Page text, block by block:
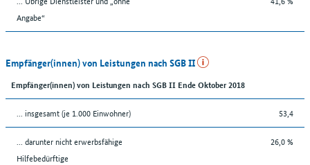
Angabe“
Empfänger(innen) von Leistungen nach SGB II
Empfänger(innen) von Leistungen nach SGB II Ende Oktober 2018
... insgesamt (je 1.000 Einwohner) 53,4
... darunter nicht erwerbsfähige
Hilfebedürftige
26,0 %